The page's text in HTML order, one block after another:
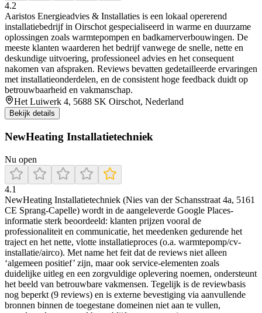
4.2
Aaristos Energieadvies & Installaties is een lokaal opererend
installatiebedrijf in Oirschot gespecialiseerd in warme en duurzame
oplossingen zoals warmtepompen en badkamerverbouwingen. De
meeste klanten waarderen het bedrijf vanwege de snelle, nette en
deskundige uitvoering, professioneel advies en het consequent
nakomen van afspraken. Reviews bevatten gedetailleerde ervaringen
met installatieonderdelen, en de consistent hoge feedback duidt op
betrouwbaarheid en vakmanschap.
Het Luiwerk 4, 5688 SK Oirschot, Nederland
Bekijk details
NewHeating Installatietechniek
Nu open
4.1
NewHeating Installatietechniek (Nies van der Schansstraat 4a, 5161
CE Sprang-Capelle) wordt in de aangeleverde Google Places-
informatie sterk beoordeeld: klanten prijzen vooral de
professionaliteit en communicatie, het meedenken gedurende het
traject en het nette, vlotte installatieproces (o.a. warmtepomp/cv-
installatie/airco). Met name het feit dat de reviews niet alleen
‘algemeen positief’ zijn, maar ook service-elementen zoals
duidelijke uitleg en een zorgvuldige oplevering noemen, ondersteunt
het beeld van betrouwbare vakmensen. Tegelijk is de reviewbasis
nog beperkt (9 reviews) en is externe bevestiging via aanvullende
bronnen binnen de toegestane domeinen niet aan te vullen,